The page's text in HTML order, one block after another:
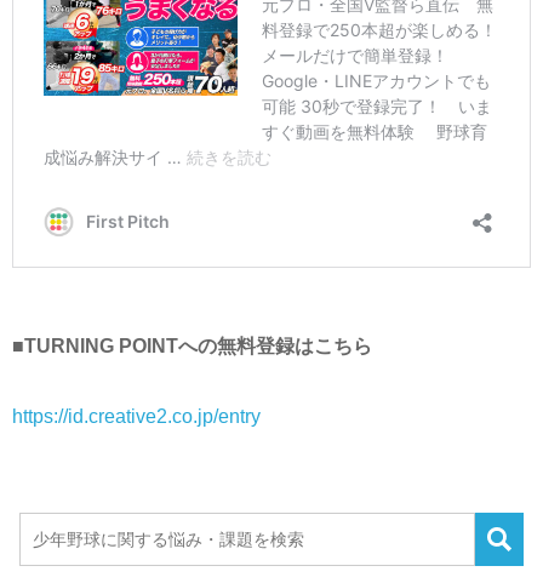
■TURNING POINTへの無料登録はこちら
https://id.creative2.co.jp/entry